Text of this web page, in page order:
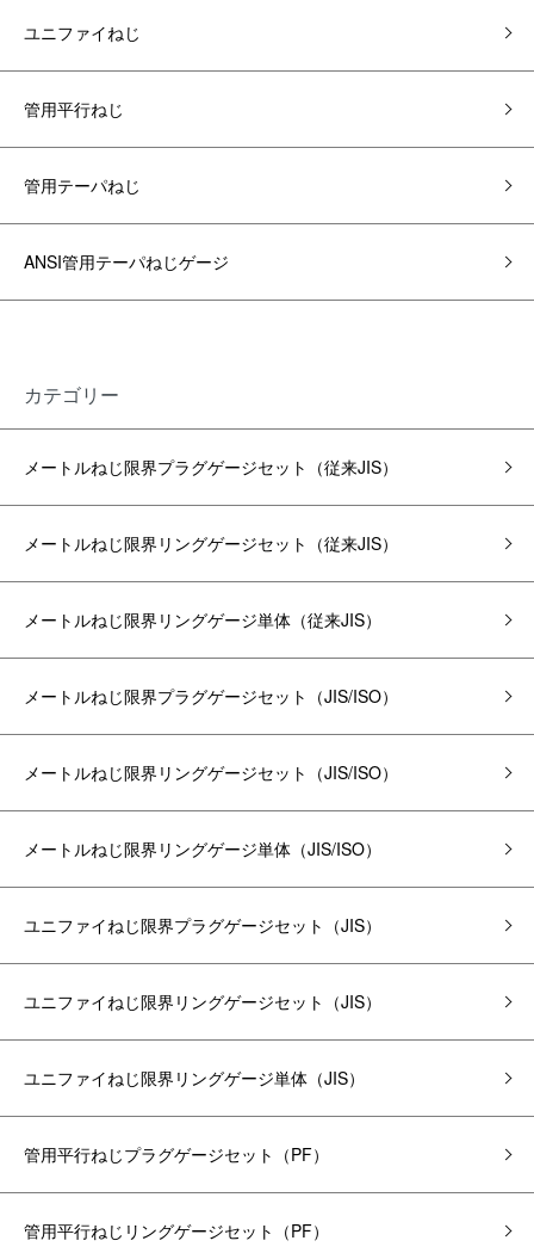
ユニファイねじ
管用平行ねじ
管用テーパねじ
ANSI管用テーパねじゲージ
カテゴリー
メートルねじ限界プラグゲージセット （従来JIS）
メートルねじ限界リングゲージセット （従来JIS）
メートルねじ限界リングゲージ単体（従来JIS）
メートルねじ限界プラグゲージセット （JIS/ISO）
メートルねじ限界リングゲージセット （JIS/ISO）
メートルねじ限界リングゲージ単体（JIS/ISO）
ユニファイねじ限界プラグゲージセット （JIS）
ユニファイねじ限界リングゲージセット （JIS）
ユニファイねじ限界リングゲージ単体（JIS）
管用平行ねじプラグゲージセット （PF）
管用平行ねじリングゲージセット （PF）